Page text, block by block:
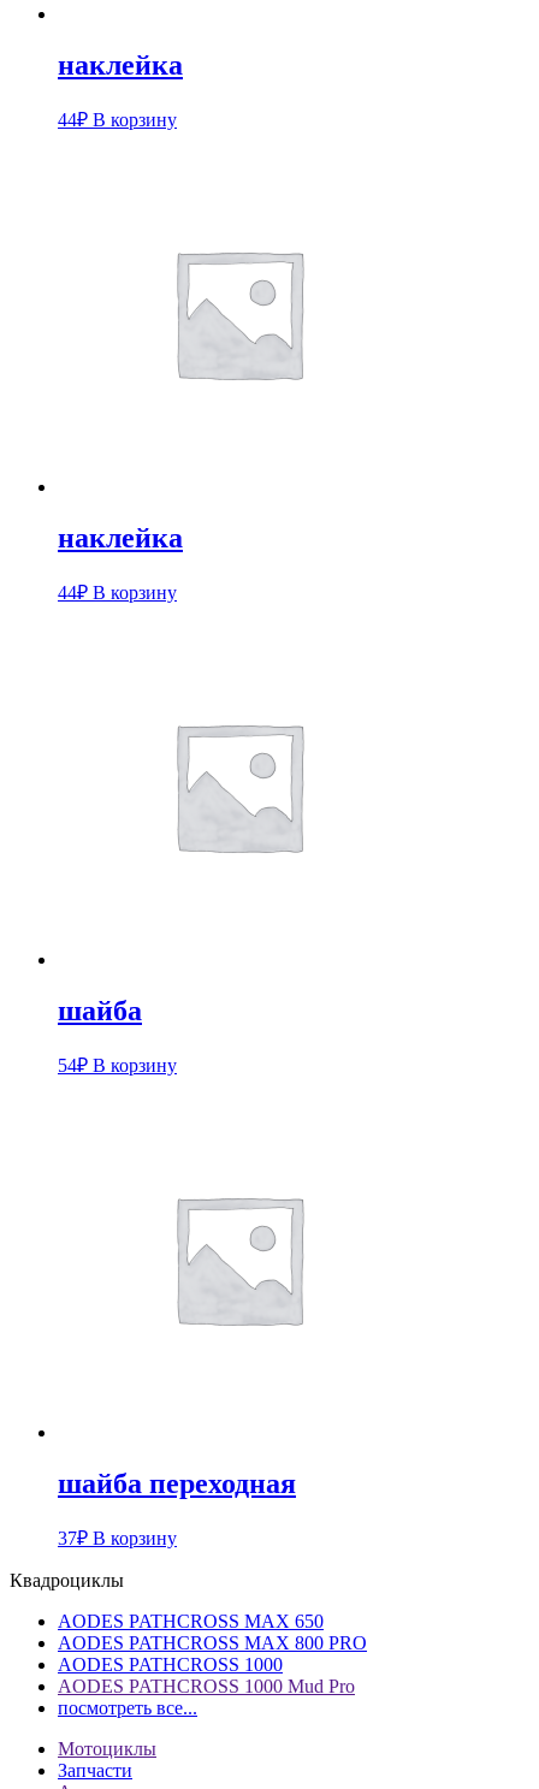
наклейка
44₽ В корзину
наклейка
44₽ В корзину
шайба
54₽ В корзину
шайба переходная
37₽ В корзину
Квадроциклы
AODES PATHCROSS MAX 650
AODES PATHCROSS MAX 800 PRO
AODES PATHCROSS 1000
AODES PATHCROSS 1000 Mud Pro
посмотреть все...
Мотоциклы
Запчасти